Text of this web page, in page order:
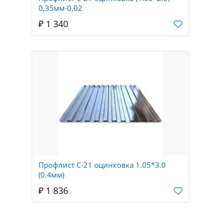
0,35мм-0,02
₽ 1 340
Профлист С-21 оцинковка 1.05*3.0
(0.4мм)
₽ 1 836